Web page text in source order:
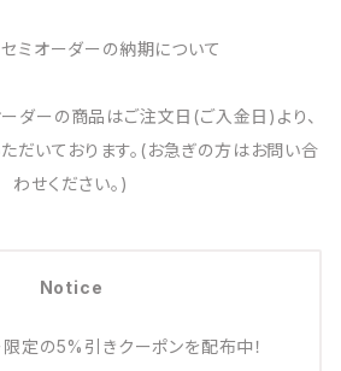
ミオーダーの納期について
ダーの商品はご注文日(ご入金日)より、
だいております。(お急ぎの方はお問い合
わせください。)
Notice
限定の5%引きクーポンを配布中！